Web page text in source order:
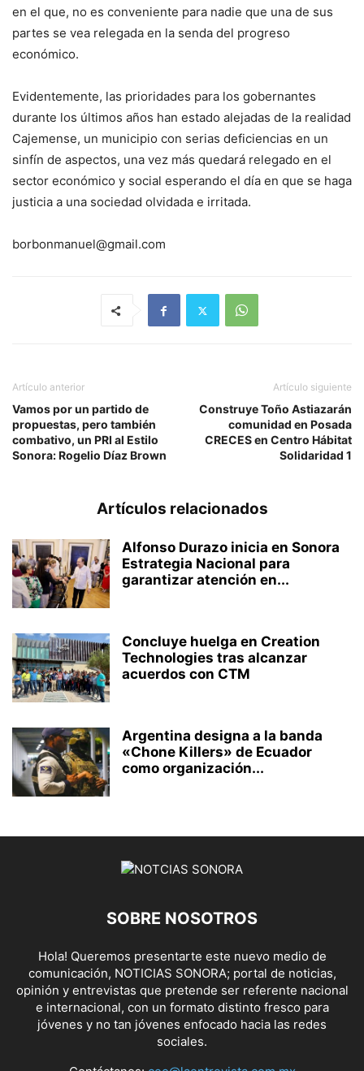
en el que, no es conveniente para nadie que una de sus
partes se vea relegada en la senda del progreso
económico.
Evidentemente, las prioridades para los gobernantes
durante los últimos años han estado alejadas de la realidad
Cajemense, un municipio con serias deficiencias en un
sinfín de aspectos, una vez más quedará relegado en el
sector económico y social esperando el día en que se haga
justicia a una sociedad olvidada e irritada.
borbonmanuel@gmail.com
Artículo anterior
Vamos por un partido de
propuestas, pero también
combativo, un PRI al Estilo
Sonora: Rogelio Díaz Brown
Artículo siguiente
Construye Toño Astiazarán
comunidad en Posada
CRECES en Centro Hábitat
Solidaridad 1
Artículos relacionados
Alfonso Durazo inicia en Sonora
Estrategia Nacional para
garantizar atención en...
Concluye huelga en Creation
Technologies tras alcanzar
acuerdos con CTM
Argentina designa a la banda
«Chone Killers» de Ecuador
como organización...
SOBRE NOSOTROS
Hola! Queremos presentarte este nuevo medio de
comunicación, NOTICIAS SONORA; portal de noticias,
opinión y entrevistas que pretende ser referente nacional
e internacional, con un formato distinto fresco para
jóvenes y no tan jóvenes enfocado hacia las redes
sociales.